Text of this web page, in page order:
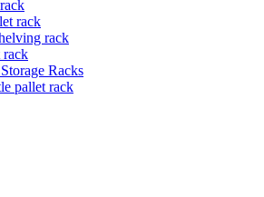
rack
rack
rack
Racks
pallet rack